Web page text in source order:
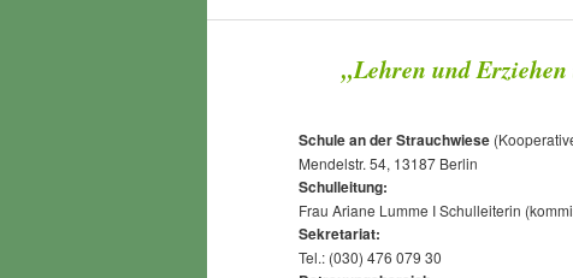
„Lehren und
Schule an der Strauchwiese
Mendelstr. 54, 13187 Berlin
Schulleitung:
Frau Ariane Lumme I Schulleiterin
Sekretariat:
Tel.: (030) 476 079 30